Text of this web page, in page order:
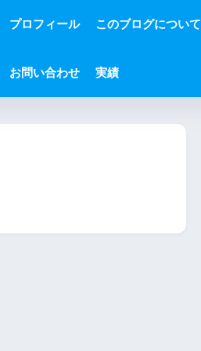
プロフィール このブログについて
お問い合わせ 実績